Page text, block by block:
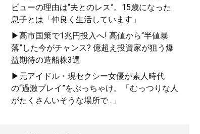
ビューの理由は“夫とのレス”。15歳になった
息子とは「仲良く生活しています」
▶高市国策で1兆円投入へ! 高値から“半値暴
落”した今がチャンス? 億超え投資家が狙う爆
益期待の造船株3選
▶元アイドル・現セクシー女優が素人時代
の“過激プレイ”をぶっちゃけ。「むっつりな人
がたくさんいそうな場所で...」